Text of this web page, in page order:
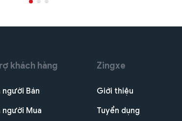
khách hàng
người Bán
người Mua
Zingxe
Giới thiệu
Tuyển dụng